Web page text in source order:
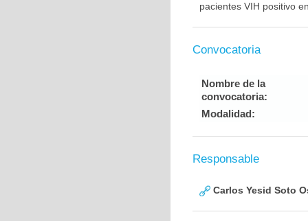
pacientes VIH positivo
Convocatoria
Nombre de la
convocatoria:
Modalidad:
Responsable
Carlos Yesid Soto